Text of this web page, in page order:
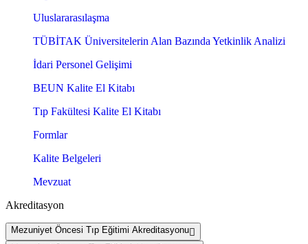
Uluslararasılaşma
TÜBİTAK Üniversitelerin Alan Bazında Yetkinlik Analizi
İdari Personel Gelişimi
BEUN Kalite El Kitabı
Tıp Fakültesi Kalite El Kitabı
Formlar
Kalite Belgeleri
Mevzuat
Akreditasyon
Mezuniyet Öncesi Tıp Eğitimi Akreditasyonu